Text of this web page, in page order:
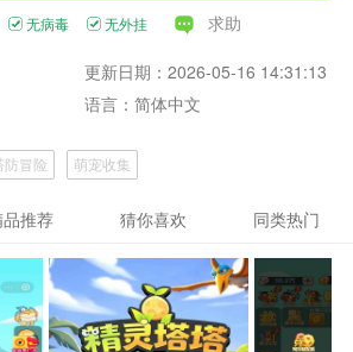
无病毒 无外挂 求助
更新日期：2026-05-16 14:31:13
语言：简体中文
防冒险 萌宠收集
推荐 猜你喜欢 同类热门